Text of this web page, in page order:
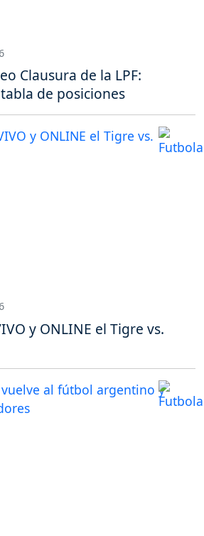
Clausura de la LPF:
de posiciones
y ONLINE el Tigre vs.